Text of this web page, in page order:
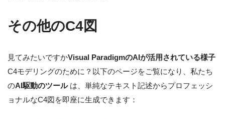
その他のC4図
見てみたいですかVisual ParadigmのAIが活用されている様子
C4モデリングのために？以下のページをご覧になり、私たち
のAI駆動のツールは、単純なテキスト記述からプロフェッシ
ョナルなC4図を即座に生成できます：